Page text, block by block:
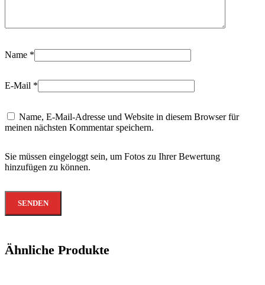
Name *
E-Mail *
Name, E-Mail-Adresse und Website in diesem Browser für
meinen nächsten Kommentar speichern.
Sie müssen eingeloggt sein, um Fotos zu Ihrer Bewertung
hinzufügen zu können.
Ähnliche Produkte